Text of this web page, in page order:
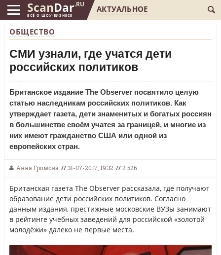
ScanDar.RU
ВСЁ О ШОУ-БИЗНЕСЕ
АКТУАЛЬНОЕ
ОБЩЕСТВО
СМИ узнали, где учатся дети
российских политиков
Британское издание The Observer посвятило целую
статью наследникам российских политиков. Как
утверждает газета, дети знаменитых и богатых россиян
в большинстве своём учатся за границей, и многие из
них имеют гражданство США или одной из
европейских стран.
Анна Громова //31-07-2017, 19:32 //2 526
Британская газета The Observer рассказала, где получают
образование дети российских политиков. Согласно
данным издания, престижные московские ВУЗы занимают
в рейтинге учебных заведений для российской «золотой
молодёжи» далеко не первые места.